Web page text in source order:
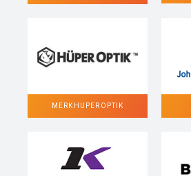
MERK HUPER OPTIK